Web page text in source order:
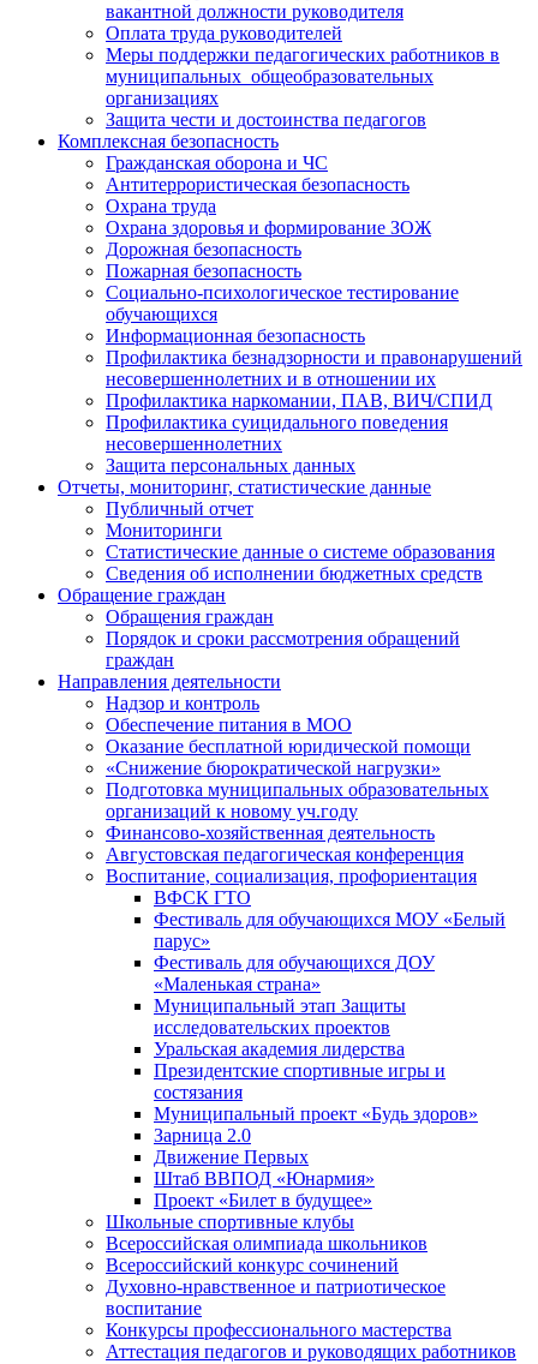
вакантной должности руководителя
Оплата труда руководителей
Меры поддержки педагогических работников в
муниципальных общеобразовательных
организациях
Защита чести и достоинства педагогов
Комплексная безопасность
Гражданская оборона и ЧС
Антитеррористическая безопасность
Охрана труда
Охрана здоровья и формирование ЗОЖ
Дорожная безопасность
Пожарная безопасность
Социально-психологическое тестирование
обучающихся
Информационная безопасность
Профилактика безнадзорности и правонарушений
несовершеннолетних и в отношении их
Профилактика наркомании, ПАВ, ВИЧ/СПИД
Профилактика суицидального поведения
несовершеннолетних
Защита персональных данных
Отчеты, мониторинг, статистические данные
Публичный отчет
Мониторинги
Статистические данные о системе образования
Сведения об исполнении бюджетных средств
Обращение граждан
Обращения граждан
Порядок и сроки рассмотрения обращений
граждан
Направления деятельности
Надзор и контроль
Обеспечение питания в МОО
Оказание бесплатной юридической помощи
«Снижение бюрократической нагрузки»
Подготовка муниципальных образовательных
организаций к новому уч.году
Финансово-хозяйственная деятельность
Августовская педагогическая конференция
Воспитание, социализация, профориентация
ВФСК ГТО
Фестиваль для обучающихся МОУ «Белый
парус»
Фестиваль для обучающихся ДОУ
«Маленькая страна»
Муниципальный этап Защиты
исследовательских проектов
Уральская академия лидерства
Президентские спортивные игры и
состязания
Муниципальный проект «Будь здоров»
Зарница 2.0
Движение Первых
Штаб ВВПОД «Юнармия»
Проект «Билет в будущее»
Школьные спортивные клубы
Всероссийская олимпиада школьников
Всероссийский конкурс сочинений
Духовно-нравственное и патриотическое
воспитание
Конкурсы профессионального мастерства
Аттестация педагогов и руководящих работников